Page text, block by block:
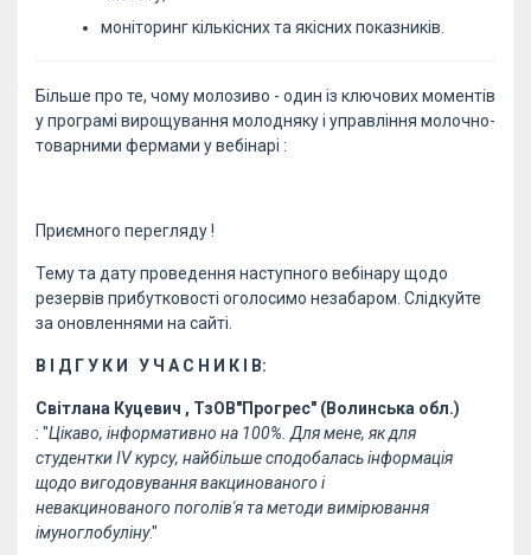
моніторинг кількісних та якісних показників.
Більше про те, чому молозиво - один із ключових моментів
у програмі вирощування молодняку і управління молочно-
товарними фермами у вебінарі :
Приємного перегляду !
Тему та дату проведення наступного вебінару щодо
резервів прибутковості оголосимо незабаром. Слідкуйте
за оновленнями на сайті.
В І Д Г У К И У Ч А С Н И К І В:
Світлана Куцевич , ТзОВ"Прогрес" (Волинська обл.)
: "Цікаво, інформативно на 100%. Для мене, як для
студентки IV курсу, найбільше сподобалась інформація
щодо вигодовування вакцинованого і
невакцинованого поголів'я та методи вимірювання
імуноглобуліну."